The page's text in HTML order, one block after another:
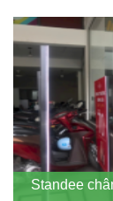
Standee